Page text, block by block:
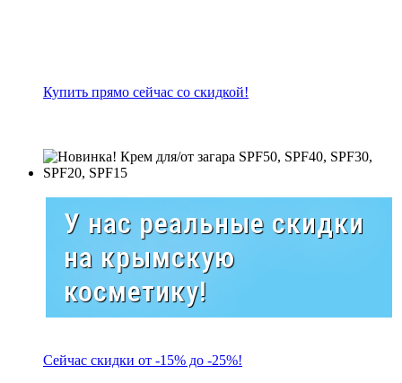
Купить прямо сейчас со скидкой!
У нас реальные скидки
на крымскую
косметику!
Сейчас скидки от -15% до -25%!